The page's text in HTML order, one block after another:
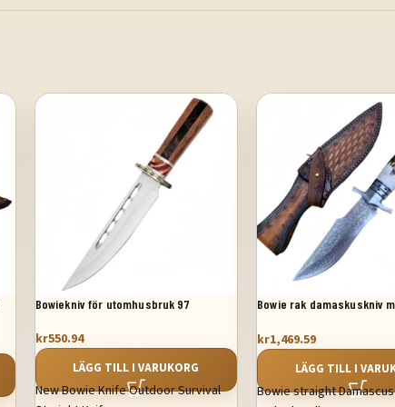
Bowiekniv för utomhusbruk 97
kr550.94
LÄGG TILL I VARUKORG
New Bowie Knife Outdoor Survival
Bowie rak damaskuskniv
kr1,469.59
LÄGG TILL I
Bowie straight